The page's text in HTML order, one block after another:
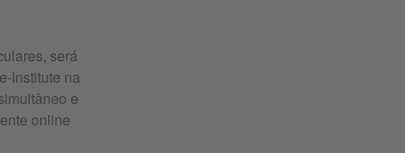
será
Institute na
e
online